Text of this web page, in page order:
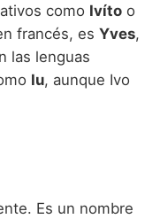
como Ivíto o
francés, es Yves,
las lenguas
Iu, aunque Ivo
Es un nombre